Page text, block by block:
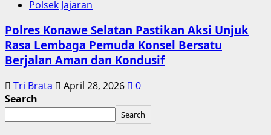
Polsek Jajaran
Polres Konawe Selatan Pastikan Aksi Unjuk
Rasa Lembaga Pemuda Konsel Bersatu
Berjalan Aman dan Kondusif
Tri Brata April 28, 2026
0
Search
Search